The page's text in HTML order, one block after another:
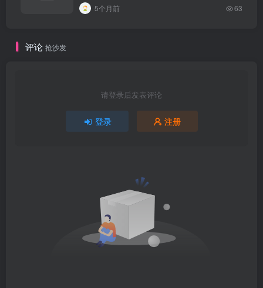
5个月前 63
评论 抢沙发
请登录后发表评论
登录 注册